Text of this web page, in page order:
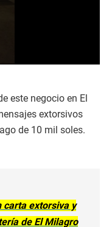
este negocio en El
extorsivos
de 10 mil soles.
carta extorsiva y
de El Milagro